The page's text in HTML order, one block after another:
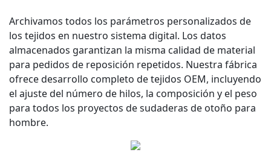
Archivamos todos los parámetros personalizados de
los tejidos en nuestro sistema digital. Los datos
almacenados garantizan la misma calidad de material
para pedidos de reposición repetidos. Nuestra fábrica
ofrece desarrollo completo de tejidos OEM, incluyendo
el ajuste del número de hilos, la composición y el peso
para todos los proyectos de sudaderas de otoño para
hombre.